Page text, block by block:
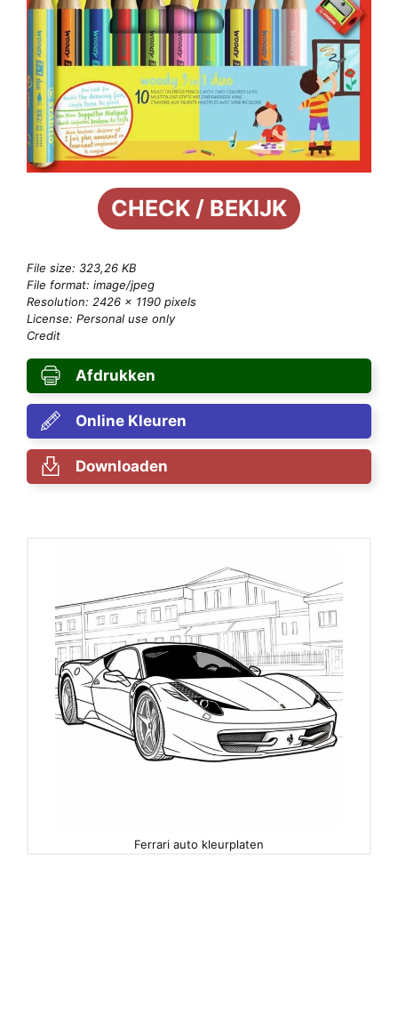
CHECK / BEKIJK
File size: 323,26 KB
File format: image/jpeg
Resolution: 2426 × 1190 pixels
License: Personal use only
Credit
Afdrukken
Online Kleuren
Downloaden
Ferrari auto kleurplaten